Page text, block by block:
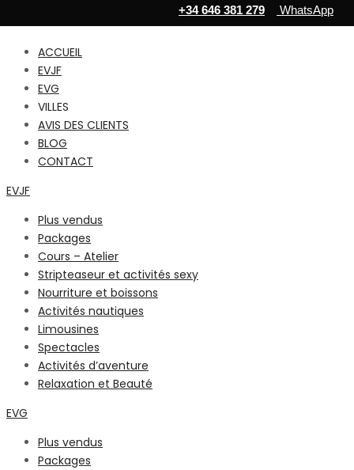
ACCUEIL
EVJF
EVG
VILLES
AVIS DES CLIENTS
BLOG
CONTACT
EVJF
Plus vendus
Packages
Cours – Atelier
Stripteaseur et activités sexy
Nourriture et boissons
Activités nautiques
Limousines
Spectacles
Activités d’aventure
Relaxation et Beauté
EVG
Plus vendus
Packages
+34 646 381 279 WhatsApp